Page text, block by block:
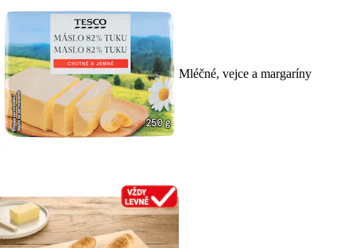
Mléčné, vejce a margaríny